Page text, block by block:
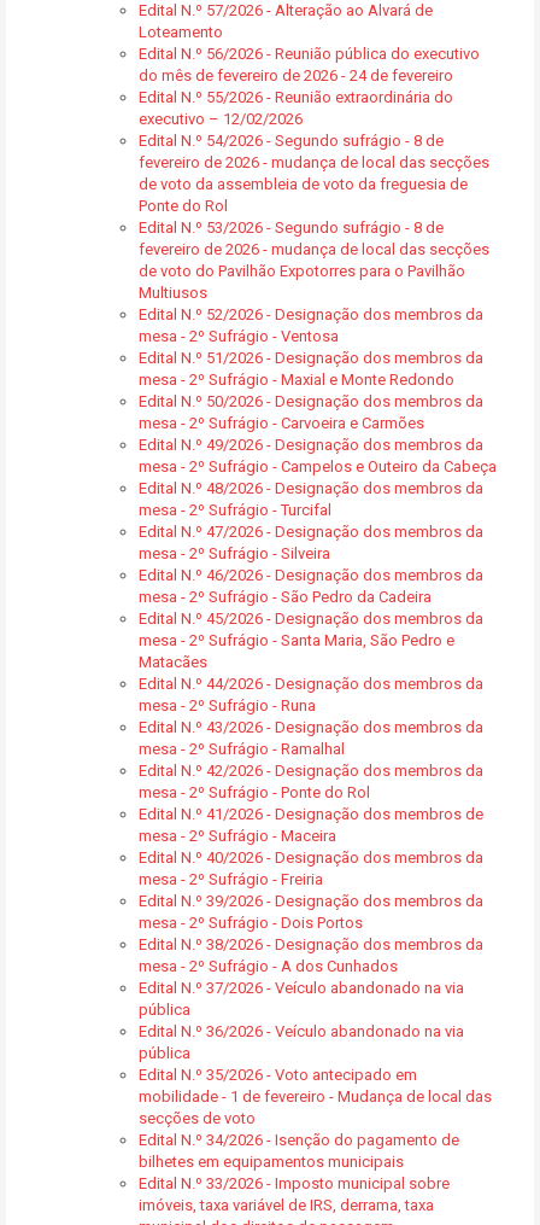
Edital N.º 57/2026 - Alteração ao Alvará de
Loteamento
Edital N.º 56/2026 - Reunião pública do executivo
do mês de fevereiro de 2026 - 24 de fevereiro
Edital N.º 55/2026 - Reunião extraordinária do
executivo – 12/02/2026
Edital N.º 54/2026 - Segundo sufrágio - 8 de
fevereiro de 2026 - mudança de local das secções
de voto da assembleia de voto da freguesia de
Ponte do Rol
Edital N.º 53/2026 - Segundo sufrágio - 8 de
fevereiro de 2026 - mudança de local das secções
de voto do Pavilhão Expotorres para o Pavilhão
Multiusos
Edital N.º 52/2026 - Designação dos membros da
mesa - 2º Sufrágio - Ventosa
Edital N.º 51/2026 - Designação dos membros da
mesa - 2º Sufrágio - Maxial e Monte Redondo
Edital N.º 50/2026 - Designação dos membros da
mesa - 2º Sufrágio - Carvoeira e Carmões
Edital N.º 49/2026 - Designação dos membros da
mesa - 2º Sufrágio - Campelos e Outeiro da Cabeça
Edital N.º 48/2026 - Designação dos membros da
mesa - 2º Sufrágio - Turcifal
Edital N.º 47/2026 - Designação dos membros da
mesa - 2º Sufrágio - Silveira
Edital N.º 46/2026 - Designação dos membros da
mesa - 2º Sufrágio - São Pedro da Cadeira
Edital N.º 45/2026 - Designação dos membros da
mesa - 2º Sufrágio - Santa Maria, São Pedro e
Matacães
Edital N.º 44/2026 - Designação dos membros da
mesa - 2º Sufrágio - Runa
Edital N.º 43/2026 - Designação dos membros da
mesa - 2º Sufrágio - Ramalhal
Edital N.º 42/2026 - Designação dos membros da
mesa - 2º Sufrágio - Ponte do Rol
Edital N.º 41/2026 - Designação dos membros de
mesa - 2º Sufrágio - Maceira
Edital N.º 40/2026 - Designação dos membros da
mesa - 2º Sufrágio - Freiria
Edital N.º 39/2026 - Designação dos membros da
mesa - 2º Sufrágio - Dois Portos
Edital N.º 38/2026 - Designação dos membros da
mesa - 2º Sufrágio - A dos Cunhados
Edital N.º 37/2026 - Veículo abandonado na via
pública
Edital N.º 36/2026 - Veículo abandonado na via
pública
Edital N.º 35/2026 - Voto antecipado em
mobilidade - 1 de fevereiro - Mudança de local das
secções de voto
Edital N.º 34/2026 - Isenção do pagamento de
bilhetes em equipamentos municipais
Edital N.º 33/2026 - Imposto municipal sobre
imóveis, taxa variável de IRS, derrama, taxa